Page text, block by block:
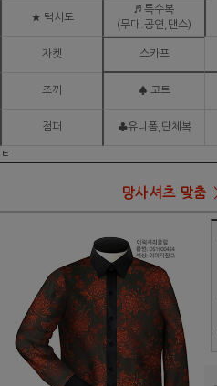
★ 턱시도
♬ 특수복
(무대.공연,댄스)
자켓 스카프
조끼 ♠ 코트
점퍼 ♣유니폼,단체복
ㅌ
망사셔츠 맞춤